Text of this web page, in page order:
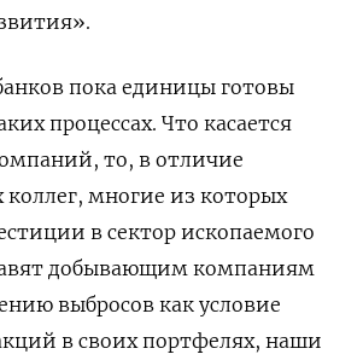
пока единицы готовы
процессах. Что касается
то, в отличие
многие из которых
в сектор ископаемого
добывающим компаниям
выбросов как условие
в своих портфелях, наши